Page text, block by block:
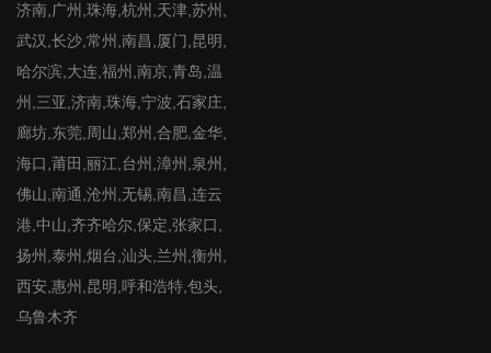
济南,广州,珠海,杭州,天津,苏州,
武汉,长沙,常州,南昌,厦门,昆明,
哈尔滨,大连,福州,南京,青岛,温
州,三亚,济南,珠海,宁波,石家庄,
廊坊,东莞,周山,郑州,合肥,金华,
海口,莆田,丽江,台州,漳州,泉州,
佛山,南通,沧州,无锡,南昌,连云
港,中山,齐齐哈尔,保定,张家口,
扬州,泰州,烟台,汕头,兰州,衡州,
西安,惠州,昆明,呼和浩特,包头,
乌鲁木齐